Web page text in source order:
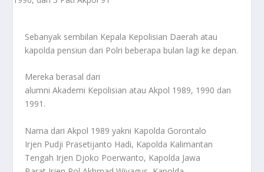
Sebanyak sembilan Kepala Kepolisian Daerah atau
kapolda pensiun dari Polri beberapa bulan lagi ke depan.
Mereka berasal dari
alumni Akademi Kepolisian atau Akpol 1989, 1990 dan
1991.
Nama dari Akpol 1989 yakni Kapolda Gorontalo
Irjen Pudji Prasetijanto Hadi, Kapolda Kalimantan
Tengah Irjen Djoko Poerwanto, Kapolda Jawa